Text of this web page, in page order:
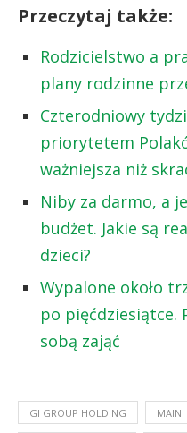
Przeczytaj także:
Rodzicielstwo a
plany rodzinne
Czterodniowy
priorytetem
ważniejsza niż
Niby za darmo, a
budżet. Jakie są
dzieci?
Wypalone około
po pięćdziesiątce.
sobą zająć
GI GROUP HOLDING MAIN